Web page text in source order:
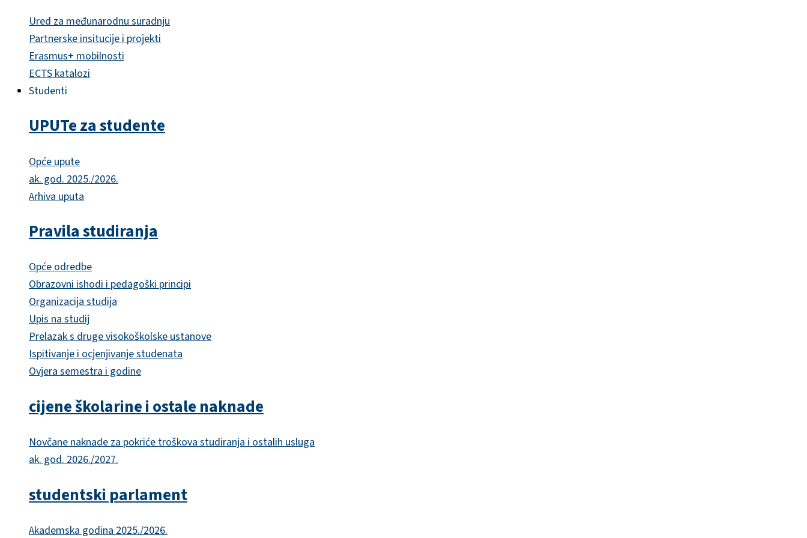
Ured za međunarodnu suradnju
Partnerske insitucije i projekti
Erasmus+ mobilnosti
ECTS katalozi
Studenti
UPUTe za studente
Opće upute
ak. god. 2025./2026.
Arhiva uputa
Pravila studiranja
Opće odredbe
Obrazovni ishodi i pedagoški principi
Organizacija studija
Upis na studij
Prelazak s druge visokoškolske ustanove
Ispitivanje i ocjenjivanje studenata
Ovjera semestra i godine
cijene školarine i ostale naknade
Novčane naknade za pokriće troškova studiranja i ostalih usluga
ak. god. 2026./2027.
studentski parlament
Akademska godina 2025./2026.